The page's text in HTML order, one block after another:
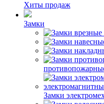
Хиты продаж
Замки
Замки